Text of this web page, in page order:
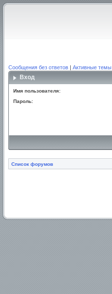
Сообщения без ответов | Активные темы
Вход
Имя пользователя:
Пароль:
Список форумов